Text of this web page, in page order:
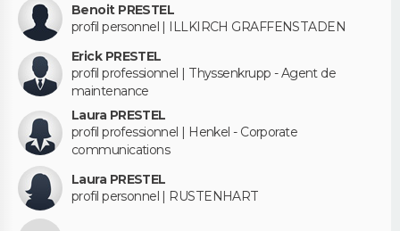
Benoit PRESTEL
profil personnel | ILLKIRCH GRAFFENSTADEN
Erick PRESTEL
profil professionnel | Thyssenkrupp - Agent de
maintenance
Laura PRESTEL
profil professionnel | Henkel - Corporate
communications
Laura PRESTEL
profil personnel | RUSTENHART